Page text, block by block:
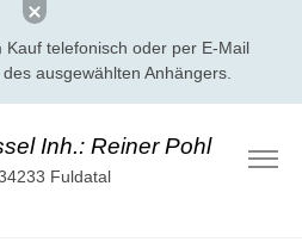
Kauf telefonisch oder per E-Mail
ausgewählten Anhängers.
Inh.: Reiner Pohl
Fuldatal